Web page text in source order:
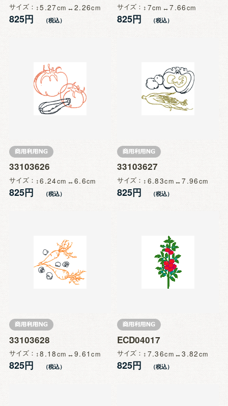
サイズ 5.27 2.26
825円
サイズ 7 7.66
825円
33103626
サイズ 6.24 6.6
825円
33103627
サイズ 6.83 7.96
825円
33103628
サイズ 8.18 9.61
825円
ECD04017
サイズ 7.36 3.82
825円